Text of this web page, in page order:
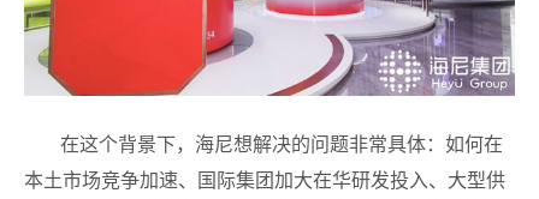
在这个背景下，海尼想解决的问题非常具体：如何在
本土市场竞争加速、国际集团加大在华研发投入、大型供